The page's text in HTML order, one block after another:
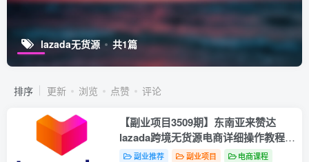
lazada无货源 共1篇
排序 更新 浏览 点赞 评论
【副业项目3509期】东南亚来赞达
lazada跨境无货源电商详细操作教程
（lazada无货源怎么做）
副业推荐 副业项目 电商课程